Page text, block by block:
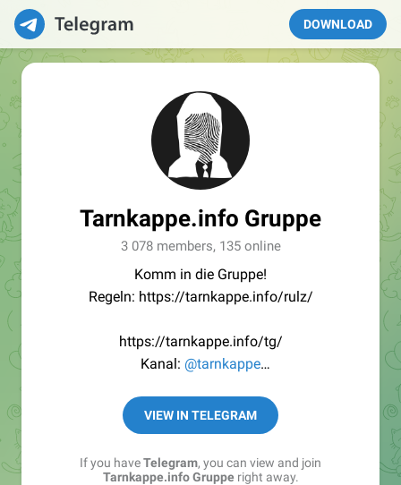
DOWNLOAD
Tarnkappe.info Gruppe
3 078 members, 135 online
Komm in die Gruppe!
Regeln: https://tarnkappe.info/rulz/
https://tarnkappe.info/tg/
Kanal: @tarnkappe
Best of:@bestoftarnkappe
Kochen: https://t.me/+WSW5F1VcmhliMjk6
VIEW IN TELEGRAM
If you haveTelegram, you can view and join
Tarnkappe.info Grupperight away.